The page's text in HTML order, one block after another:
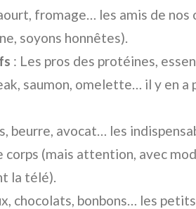
fromage… les amis de nos
soyons honnêtes).
: Les pros des protéines,
saumon, omelette… il y en a
beurre, avocat… les
(mais attention, avec
la télé).
chocolats, bonbons… les